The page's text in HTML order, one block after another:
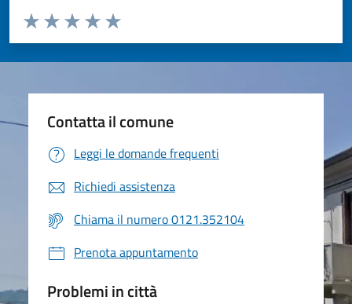
Valuta da 1 a 5 stelle la pagina
Valuta 5 stelle su 5
Valuta 4 stelle su 5
Valuta 3 stelle su 5
Valuta 2 stelle su 5
Valuta 1 stelle su 5
Contatta il comune
Leggi le domande frequenti
Richiedi assistenza
Chiama il numero 0121.352104
Prenota appuntamento
Problemi in città